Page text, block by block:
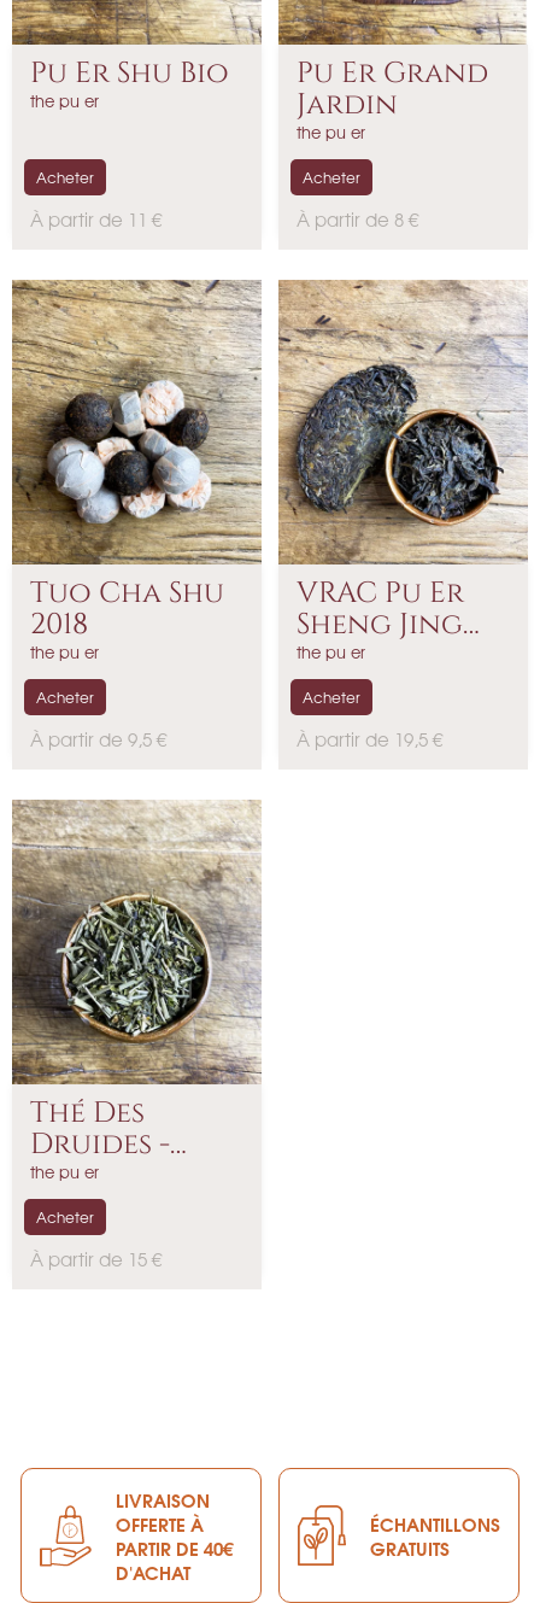
Pu Er Shu Bio
the pu er
P
x
À partir de 11 €
Acheter
Pu Er Grand
Jardin
the pu er
P
x
À partir de 8 €
Acheter
Tuo Cha Shu
2018
the pu er
P
x
À partir de 9,5 €
Acheter
VRAC Pu Er
Sheng Jing
Cha 2018
the pu er
P
À partir de 19,5 €
Acheter
Thé Des
Druides -
Detox 2.0
the pu er
P
À partir de 15 €
Acheter
LIVRAISON
OFFERTE À
PARTIR DE 40€
D'ACHAT
ÉCHANTILLONS
GRATUITS